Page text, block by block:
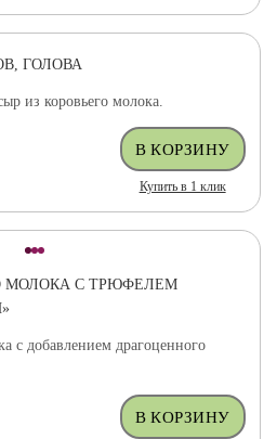
ГОЛОВА
из коровьего молока.
Купить в 1 клик
МОЛОКА С ТРЮФЕЛЕМ
с добавлением драгоценного